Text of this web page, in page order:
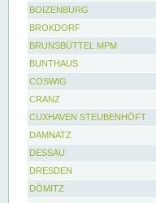
BOIZENBURG
BROKDORF
BRUNSBÜTTEL MPM
BUNTHAUS
COSWIG
CRANZ
CUXHAVEN STEUBENHÖFT
DAMNATZ
DESSAU
DRESDEN
DÖMITZ